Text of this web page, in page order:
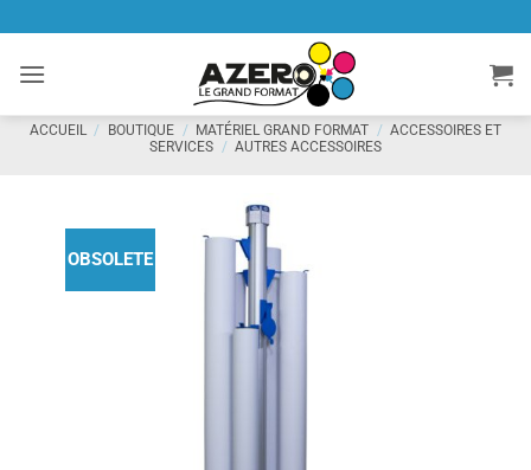
contenu
ACCUEIL / BOUTIQUE / MATÉRIEL GRAND FORMAT / ACCESSOIRES ET
SERVICES / AUTRES ACCESSOIRES
OBSOLETE